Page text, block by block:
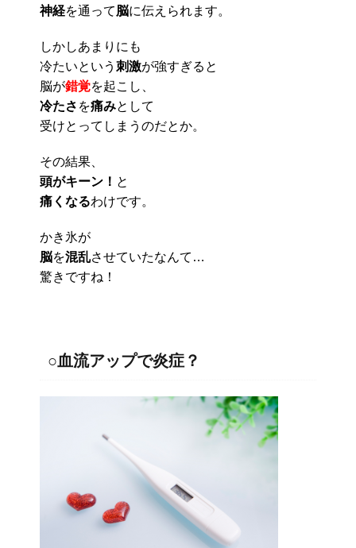
神経を通って脳に伝えられます。
しかしあまりにも
冷たいという 刺激が強すぎると
脳が錯覚を起こし、
冷たさ を痛みとして
受けとってしまうのだとか。
その結果、
頭がキーン！ と
痛くなるわけです。
かき氷が
脳を混乱させていたなんて…
驚きですね！
○血流アップで炎症？